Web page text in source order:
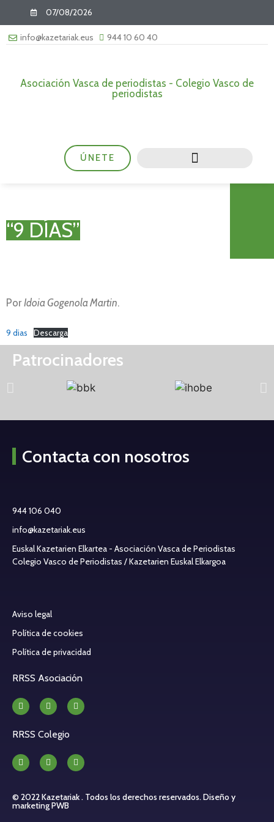
07/08/2026
info@kazetariak.eus 944 10 60 40
Asociación Vasca de periodistas - Colegio Vasco de
periodistas
ÚNETE
“9 DÍAS”
Por Idoia Gogenola Martin.
9 dias Descarga
Patrocinadores
Contacta con nosotros
944 106 040
info@kazetariak.eus
Euskal Kazetarien Elkartea - Asociación Vasca de Periodistas
Colegio Vasco de Periodistas / Kazetarien Euskal Elkargoa
Aviso legal
Política de cookies
Política de privacidad
RRSS Asociación
RRSS Colegio
© 2022 Kazetariak . Todos los derechos reservados. Diseño y
marketing PWB